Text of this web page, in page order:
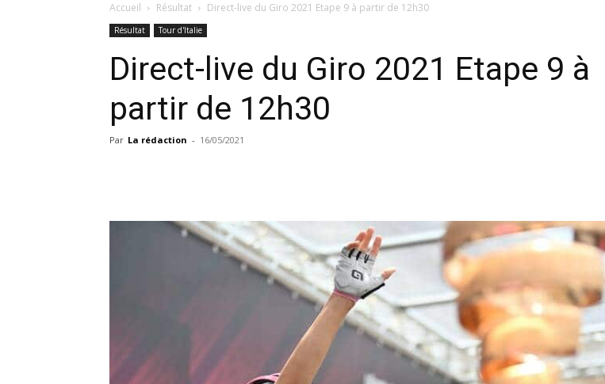
Accueil Résultat Direct-live du Giro 2021 Etape 9 à partir de 12h30
Résultat Tour d'Italie
Direct-live du Giro 2021 Etape 9 à
partir de 12h30
Par La rédaction - 16/05/2021